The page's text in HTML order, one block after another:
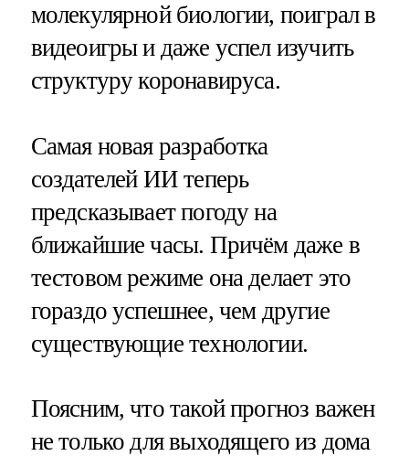
молекулярной биологии, поиграл в
видеоигры и даже успел изучить
структуру коронавируса.
Самая новая разработка
создателей ИИ теперь
предсказывает погоду на
ближайшие часы. Причём даже в
тестовом режиме она делает это
гораздо успешнее, чем другие
существующие технологии.
Поясним, что такой прогноз важен
не только для выходящего из дома